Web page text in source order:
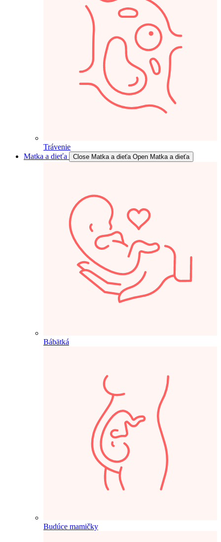
Trávenie
Matka a dieťa
Close Matka a dieťa Open Matka a dieťa
Bábätká
Budúce mamičky